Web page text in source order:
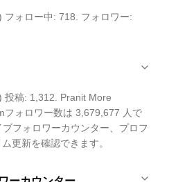
ォロー中: 718. フォロワー:
投稿: 1,312. Pranit More
フォロワー数は 3,679,677 人で
フォロワーカウンター、プロフ
更新を確認できます。